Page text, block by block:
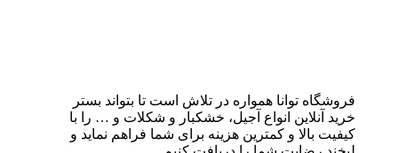
فروشگاه توانا همواره در تلاش است تا بتواند بستر
خرید آنلاین انواع آجیل، خشکبار و شکلات و … را با
کیفیت بالا و کمترین هزینه برای شما فراهم نماید و